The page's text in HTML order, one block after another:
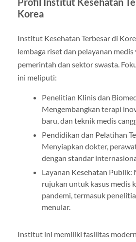
Korea
Institut Kesehatan Terbesar di
lembaga riset dan pelayanan
pemerintah dan sektor swasta.
ini meliputi:
Penelitian Klinis dan
Mengembangkan terapi
baru, dan teknik medis
Pendidikan dan Pelatihan
Menyiapkan dokter,
dengan standar
Layanan Kesehatan Publik:
rujukan untuk kasus medis
pandemi, termasuk
menular.
Institut ini memiliki fasilitas